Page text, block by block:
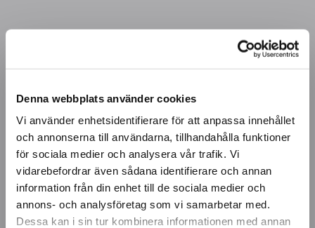
Denna webbplats använder cookies
Vi använder enhetsidentifierare för att anpassa innehållet
och annonserna till användarna, tillhandahålla funktioner
för sociala medier och analysera vår trafik. Vi
vidarebefordrar även sådana identifierare och annan
information från din enhet till de sociala medier och
annons- och analysföretag som vi samarbetar med.
Dessa kan i sin tur kombinera informationen med annan